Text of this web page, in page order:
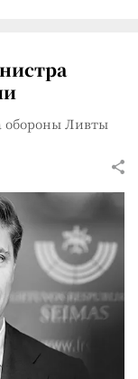
обороны Ливты